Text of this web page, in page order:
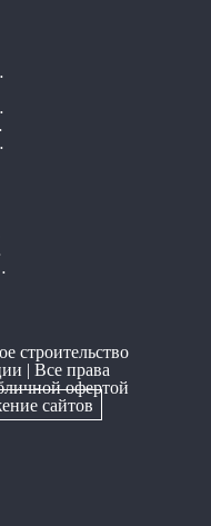
минусы
доме
перекрытие
строительство
| Все права
офертой
сайтов